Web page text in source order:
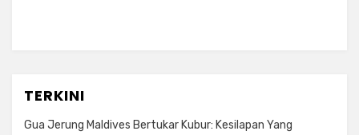
TERKINI
Gua Jerung Maldives Bertukar Kubur: Kesilapan Yang